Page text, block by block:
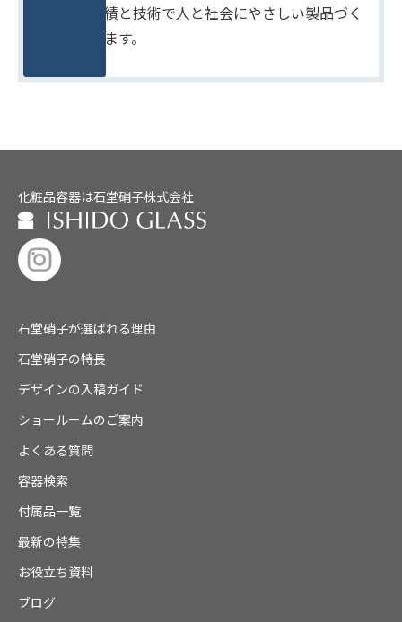
たしかな実績と技術で人と社会にやさしい製品づく
りをめざします。
化粧品容器は石堂硝子株式会社
石堂硝子が選ばれる理由
石堂硝子の特長
デザインの入稿ガイド
ショールームのご案内
よくある質問
容器検索
付属品一覧
最新の特集
お役立ち資料
ブログ